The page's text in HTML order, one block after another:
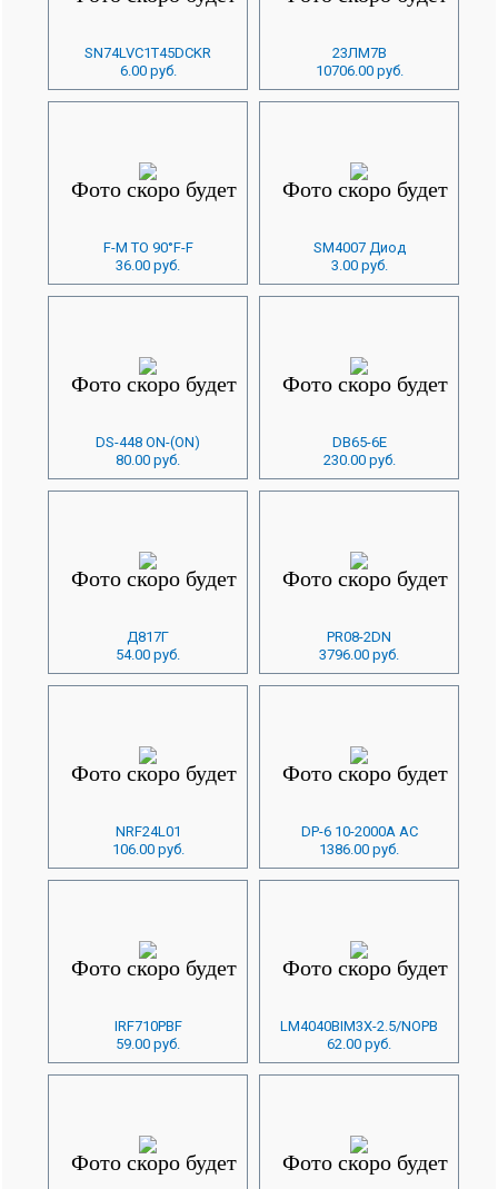
SN74LVC1T45DCKR
6.00 руб.
23ЛМ7В
10706.00 руб.
F-M TO 90°F-F
36.00 руб.
SM4007 Диод
3.00 руб.
DS-448 ON-(ON)
80.00 руб.
DB65-6E
230.00 руб.
Д817Г
54.00 руб.
PR08-2DN
3796.00 руб.
NRF24L01
106.00 руб.
DP-6 10-2000A AC
1386.00 руб.
IRF710PBF
59.00 руб.
LM4040BIM3X-2.5/NOPB
62.00 руб.